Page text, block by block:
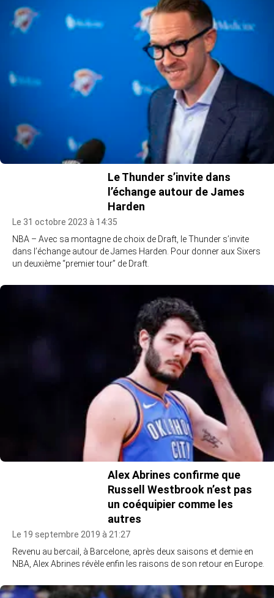
Le Thunder s’invite dans
l’échange autour de James
Harden
Le 31 octobre 2023 à 14:35
NBA – Avec sa montagne de choix de Draft, le Thunder s’invite
dans l’échange autour de James Harden. Pour donner aux Sixers
un deuxième “premier tour” de Draft.
Alex Abrines confirme que
Russell Westbrook n’est pas
un coéquipier comme les
autres
Le 19 septembre 2019 à 21:27
Revenu au bercail, à Barcelone, après deux saisons et demie en
NBA, Alex Abrines révèle enfin les raisons de son retour en Europe.